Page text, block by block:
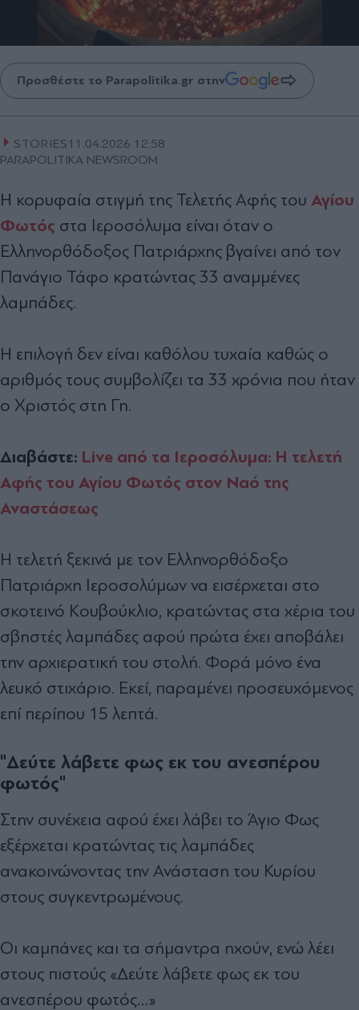
Προσθέστε το Parapolitika.gr στην
STORIES11.04.2026 12:58
PARAPOLITIKA NEWSROOM
Η κορυφαία στιγμή της Τελετής Αφής του Αγίου
Φωτός στα Ιεροσόλυμα είναι όταν ο
Ελληνορθόδοξος Πατριάρχης βγαίνει από τον
Πανάγιο Τάφο κρατώντας 33 αναμμένες
λαμπάδες.
Η επιλογή δεν είναι καθόλου τυχαία καθώς ο
αριθμός τους συμβολίζει τα 33 χρόνια που ήταν
ο Χριστός στη Γη.
Διαβάστε: Live από τα Ιεροσόλυμα: Η τελετή
Αφής του Αγίου Φωτός στον Ναό της
Αναστάσεως
Η τελετή ξεκινά με τον Ελληνορθόδοξο
Πατριάρχη Ιεροσολύμων να εισέρχεται στο
σκοτεινό Κουβούκλιο, κρατώντας στα χέρια του
σβηστές λαμπάδες αφού πρώτα έχει αποβάλει
την αρχιερατική του στολή. Φορά μόνο ένα
λευκό στιχάριο. Εκεί, παραμένει προσευχόμενος
επί περίπου 15 λεπτά.
"Δεύτε λάβετε φως εκ του ανεσπέρου
φωτός"
Στην συνέχεια αφού έχει λάβει το Άγιο Φως
εξέρχεται κρατώντας τις λαμπάδες
ανακοινώνοντας την Ανάσταση του Κυρίου
στους συγκεντρωμένους.
Οι καμπάνες και τα σήμαντρα ηχούν, ενώ λέει
στους πιστούς «Δεύτε λάβετε φως εκ του
ανεσπέρου φωτός…»